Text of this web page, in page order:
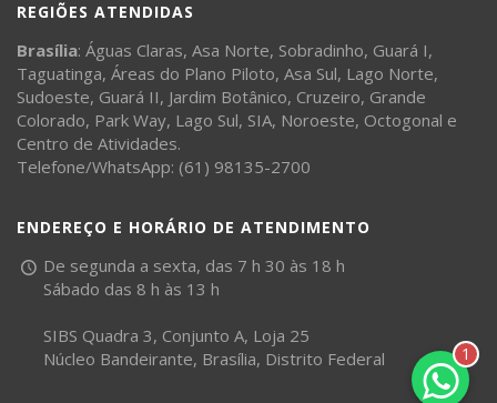
REGIÕES ATENDIDAS
Brasília: Águas Claras, Asa Norte, Sobradinho, Guará I,
Taguatinga, Áreas do Plano Piloto, Asa Sul, Lago Norte,
Sudoeste, Guará II, Jardim Botânico, Cruzeiro, Grande
Colorado, Park Way, Lago Sul, SIA, Noroeste, Octogonal e
Centro de Atividades.
Telefone/WhatsApp: (61) 98135-2700
ENDEREÇO E HORÁRIO DE ATENDIMENTO
De segunda a sexta, das 7 h 30 às 18 h
Sábado das 8 h às 13 h
SIBS Quadra 3, Conjunto A, Loja 25
Núcleo Bandeirante, Brasília, Distrito Federal
1